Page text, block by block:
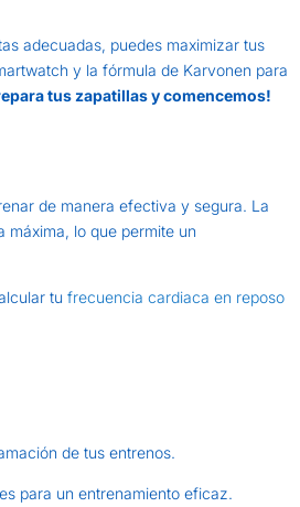
adecuadas, puedes maximizar tus
y la fórmula de Karvonen para
tus zapatillas y comencemos!
de manera efectiva y segura. La
lo que permite un
tufrecuencia cardiaca en reposo
de tus entrenos.
para un entrenamiento eficaz.